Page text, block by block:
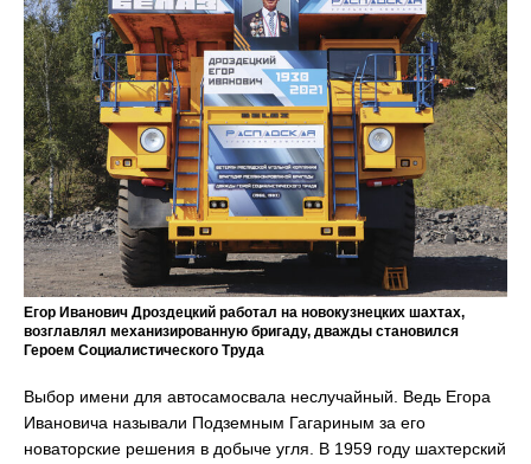
Егор Иванович Дроздецкий работал на новокузнецких шахтах,
возглавлял механизированную бригаду, дважды становился
Героем Социалистического Труда
Выбор имени для автосамосвала неслучайный. Ведь Егора
Ивановича называли Подземным Гагариным за его
новаторские решения в добыче угля. В 1959 году шахтерский